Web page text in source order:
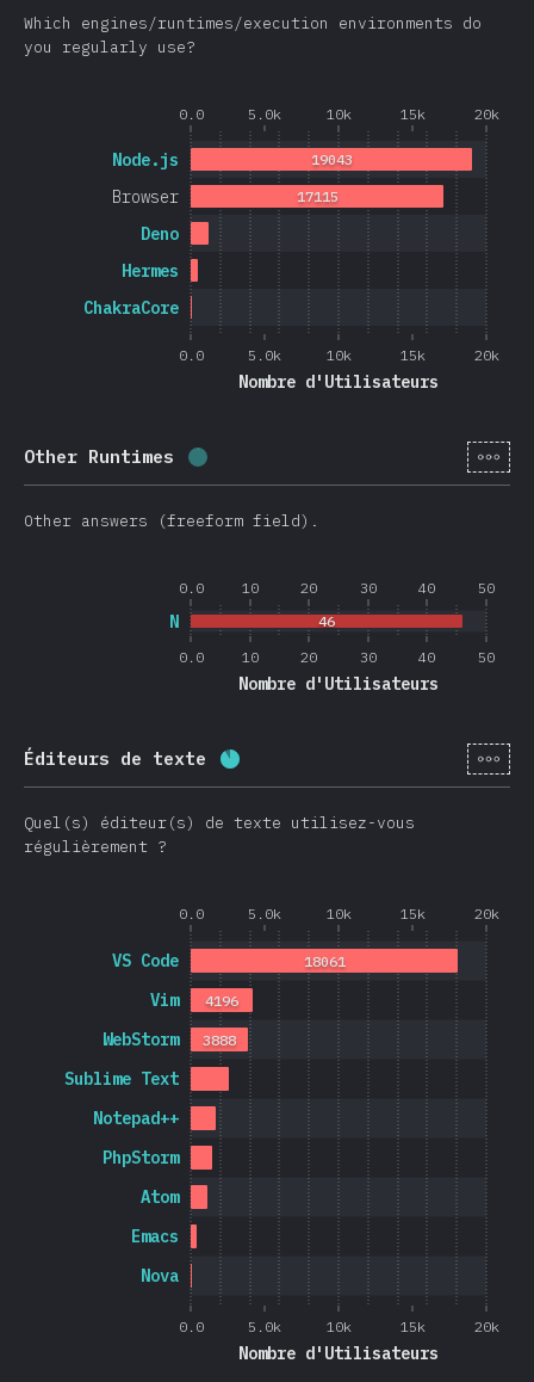
Which engines/runtimes/execution environments do
you regularly use?
0.0 5.0k 10k 15k 20k
0.0 5.0k 10k 15k 20k
Nombre d'Utilisateurs
ChakraCore
Hermes
Deno
Browser
Node.js
17115
19043
Other Runtimes Progression: [fr-
Other answers (freeform field).
0.0 10 20 30 40 50
0.0 10 20 30 40 50
Nombre d'Utilisateurs
N 46
Éditeurs de texte Progression: 21013)
[fr-
Quel(s) éditeur(s) de texte utilisez-vous
régulièrement ?
0.0 5.0k 10k 15k 20k
0.0 5.0k 10k 15k 20k
Nombre d'Utilisateurs
Nova
Emacs
Atom
PhpStorm
Notepad++
Sublime Text
WebStorm
Vim
VS Code
3888
4196
18061